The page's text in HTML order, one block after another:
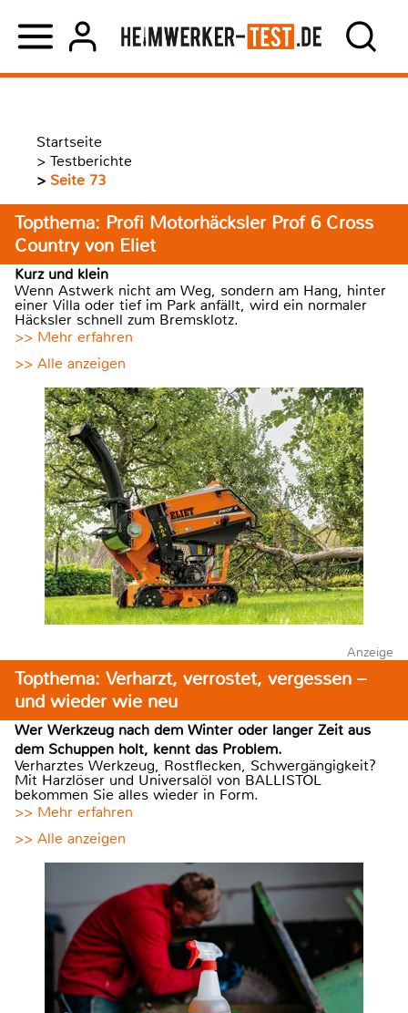
Startseite
> Testberichte
> Seite 73
Topthema: Profi Motorhäcksler Prof 6 Cross
Country von Eliet
Kurz und klein
Wenn Astwerk nicht am Weg, sondern am Hang, hinter
einer Villa oder tief im Park anfällt, wird ein normaler
Häcksler schnell zum Bremsklotz.
>> Mehr erfahren
>> Alle anzeigen
Anzeige
Topthema: Verharzt, verrostet, vergessen –
und wieder wie neu
Wer Werkzeug nach dem Winter oder langer Zeit aus
dem Schuppen holt, kennt das Problem.
Verharztes Werkzeug, Rostflecken, Schwergängigkeit?
Mit Harzlöser und Universalöl von BALLISTOL
bekommen Sie alles wieder in Form.
>> Mehr erfahren
>> Alle anzeigen